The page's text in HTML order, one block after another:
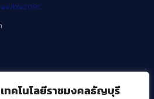
ทคโนโลยีราชมงคลธัญบุรี
tXe209C